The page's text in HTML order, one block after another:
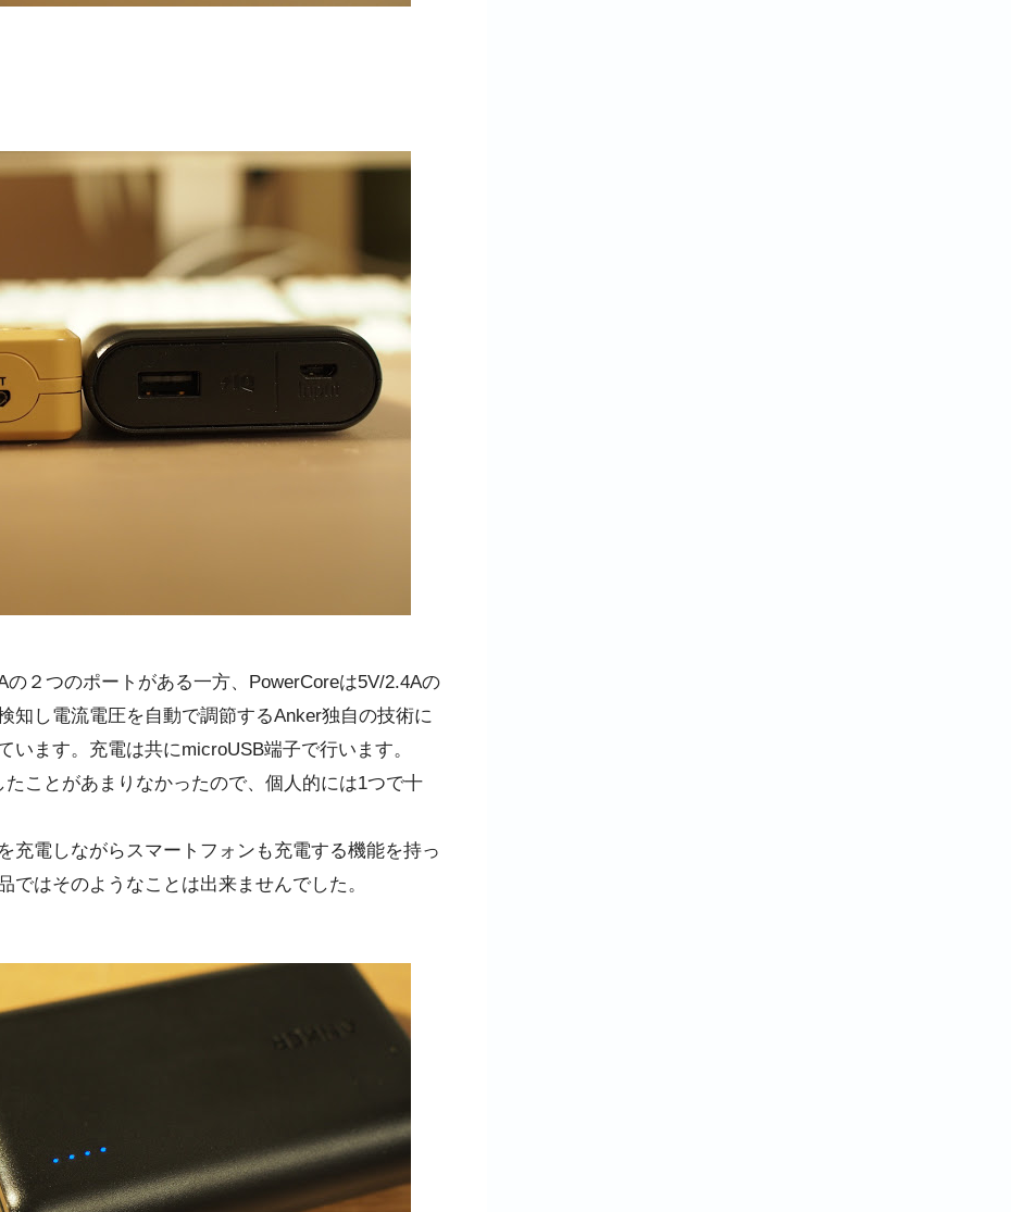
２つのポートがある一方、PowerCoreは5V/2.4Aの
知し電流電圧を自動で調節するAnker独自の技術に
います。充電は共にmicroUSB端子で行います。
ことがあまりなかったので、個人的には1つで十
電しながらスマートフォンも充電する機能を持っ
はそのようなことは出来ませんでした。